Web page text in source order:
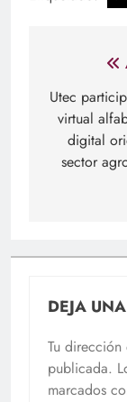
de
Utec
virtual
digital
sector
DEJA
Tu
publicada.
marcados